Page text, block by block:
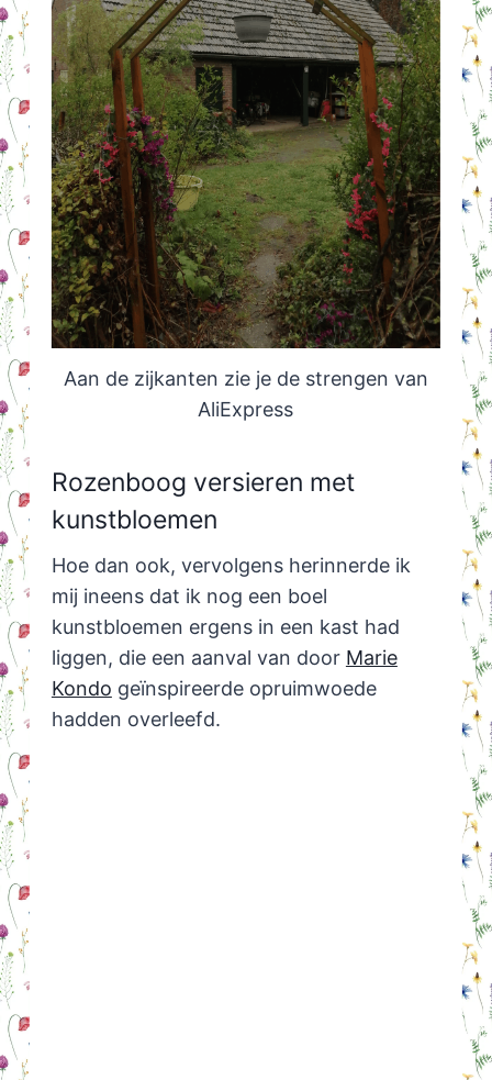
Aan de zijkanten zie je de strengen van
AliExpress
Rozenboog versieren met
kunstbloemen
Hoe dan ook, vervolgens herinnerde ik
mij ineens dat ik nog een boel
kunstbloemen ergens in een kast had
liggen, die een aanval van door Marie
Kondo geïnspireerde opruimwoede
hadden overleefd.